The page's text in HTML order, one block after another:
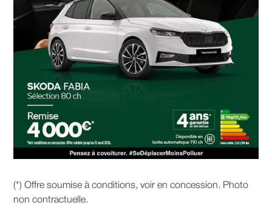
(*) Offre soumise à conditions, voir en concession. Photo
non contractuelle.